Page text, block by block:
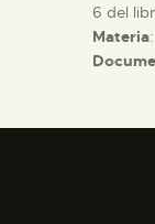
6 del
Materia